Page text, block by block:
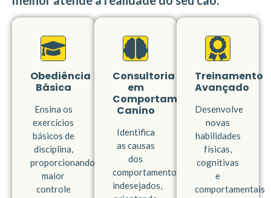
Obediência
Básica
Ensina os
exercícios
básicos de
disciplina,
proporcionando
maior
controle
Consultoria
em
Comportamento
Canino
Identifica
as causas
dos
comportamentos
indesejados,
Treinamento
Avançado
Desenvolve
novas
habilidades
físicas,
cognitivas
e
comportamentais